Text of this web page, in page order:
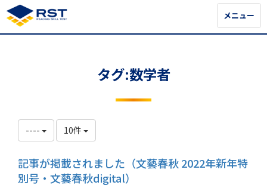
メニュー
メニュー
タグ:数学者
---- 10件
記事が掲載されました（文藝春秋 2022年新年特
別号・文藝春秋digital）